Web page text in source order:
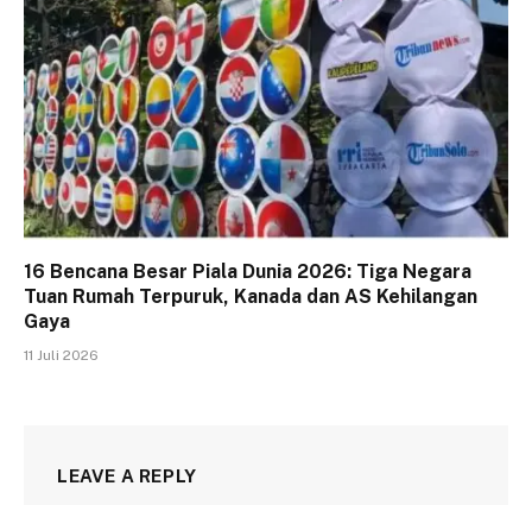
16 Bencana Besar Piala Dunia 2026: Tiga Negara
Tuan Rumah Terpuruk, Kanada dan AS Kehilangan
Gaya
11 Juli 2026
LEAVE A REPLY